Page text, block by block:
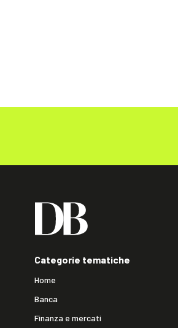
Categorie tematiche
Home
Banca
Finanza e mercati